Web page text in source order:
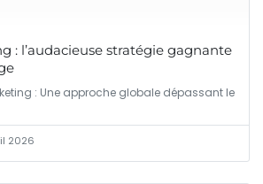
: l’audacieuse stratégie gagnante
: Une approche globale dépassant le
2026